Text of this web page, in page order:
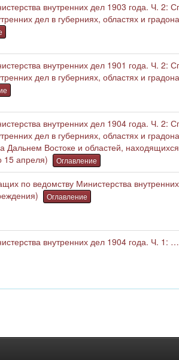
внутренних дел 1903 года. Ч. 2:
дел в губерниях, областях и
внутренних дел 1901 года. Ч. 2:
дел в губерниях, областях и
внутренних дел 1904 года. Ч. 2:
дел в губерниях, областях и
Дальнем Востоке и областей,
15 апреля)
Оглавление
по ведомству Министерства
Оглавление
внутренних дел 1904 года. Ч. 1: